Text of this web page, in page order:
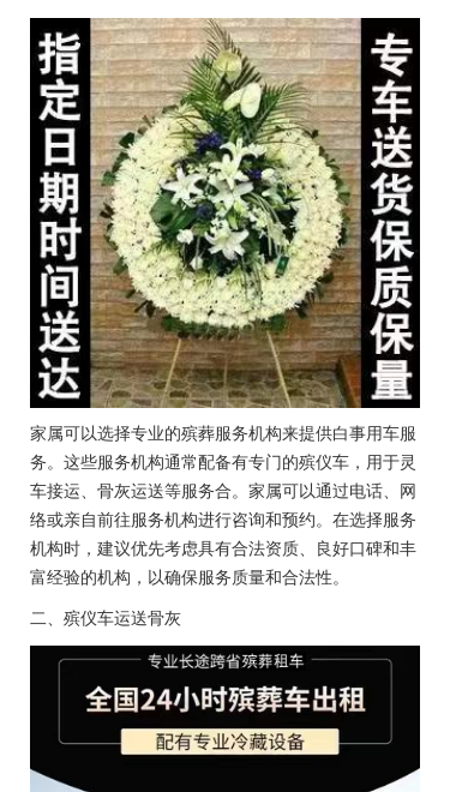
家属可以选择专业的殡葬服务机构来提供白事用车服
务。这些服务机构通常配备有专门的殡仪车，用于灵
车接运、骨灰运送等服务合。家属可以通过电话、网
络或亲自前往服务机构进行咨询和预约。在选择服务
机构时，建议优先考虑具有合法资质、良好口碑和丰
富经验的机构，以确保服务质量和合法性。
二、殡仪车运送骨灰